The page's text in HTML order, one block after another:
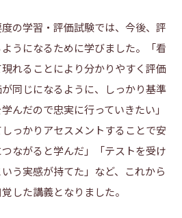
の学習・評価試験では、今後、評
うになるために学びました。「看
れることにより分かりやすく評価
同じになるように、しっかり基準
んだので忠実に行っていきたい」
しっかりアセスメントすることで安
ながると学んだ」「テストを受け
う実感が持てた」など、これから
した講義となりました。